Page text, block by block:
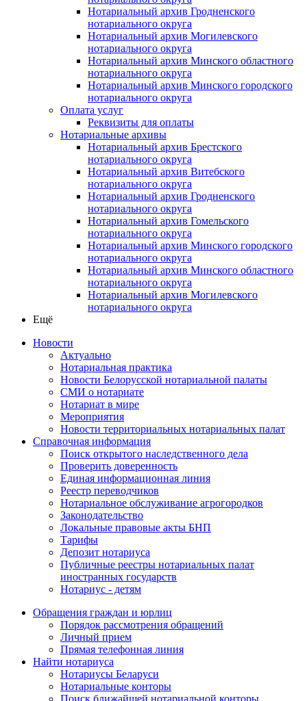
Нотариальный архив Гродненского
нотариального округа
Нотариальный архив Могилевского
нотариального округа
Нотариальный архив Минского областного
нотариального округа
Нотариальный архив Минского городского
нотариального округа
Оплата услуг
Реквизиты для оплаты
Нотариальные архивы
Нотариальный архив Брестского
нотариального округа
Нотариальный архив Витебского
нотариального округа
Нотариальный архив Гродненского
нотариального округа
Нотариальный архив Гомельского
нотариального округа
Нотариальный архив Минского городского
нотариального округа
Нотариальный архив Минского областного
нотариального округа
Нотариальный архив Могилевского
нотариального округа
Ещё
Новости
Актуально
Нотариальная практика
Новости Белорусской нотариальной палаты
СМИ о нотариате
Нотариат в мире
Мероприятия
Новости территориальных нотариальных палат
Справочная информация
Поиск открытого наследственного дела
Проверить доверенность
Единая информационная линия
Реестр переводчиков
Нотариальное обслуживание агрогородков
Законодательство
Локальные правовые акты БНП
Тарифы
Депозит нотариуса
Публичные реестры нотариальных палат
иностранных государств
Нотариус - детям
Обращения граждан и юрлиц
Порядок рассмотрения обращений
Личный прием
Прямая телефонная линия
Найти нотариуса
Нотариусы Беларуси
Нотариальные конторы
Поиск ближайшей нотариальной конторы